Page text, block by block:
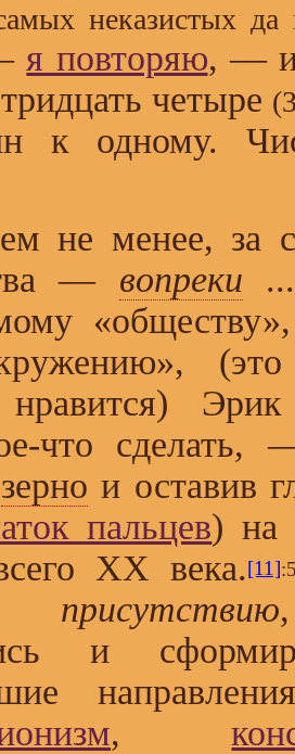
неказистых да
я повторяю, —
четыре
одному.
менее, за
— вопреки
что сделать,
зерно и оставив
пальцев) на
XX века.[11]
присутствию
и
,